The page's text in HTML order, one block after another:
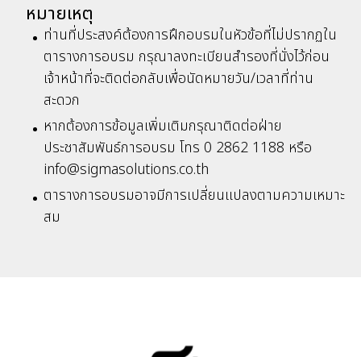
หมายเหตุ
ท่านที่ประสงค์ต้องการฝึกอบรมในหัวข้อที่ไม่ปรากฏใน
ตารางการอบรม กรุณาลงทะเบียนสำรองที่นั่งไว้ก่อน
เจ้าหน้าที่จะติดต่อกลับเพื่อนัดหมายวัน/เวลาที่ท่าน
สะดวก
หากต้องการข้อมูลเพิ่มเติมกรุณาติดต่อฝ่าย
ประชาสัมพันธ์การอบรม โทร 0 2862 1188 หรือ
info@sigmasolutions.co.th
ตารางการอบรมอาจมีการเปลี่ยนแปลงตามความเหมาะ
สม